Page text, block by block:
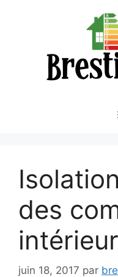
des
intérieur
juin 18, 2017 par